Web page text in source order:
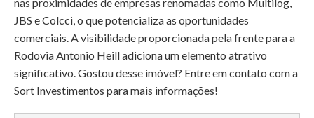
JBS e Colcci, o que potencializa as oportunidades
comerciais. A visibilidade proporcionada pela frente para a
Rodovia Antonio Heill adiciona um elemento atrativo
significativo. Gostou desse imóvel? Entre em contato com a
Sort Investimentos para mais informações!